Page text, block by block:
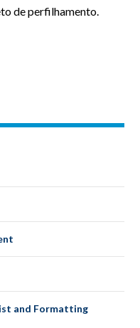
de perfilhamento.
and Formatting